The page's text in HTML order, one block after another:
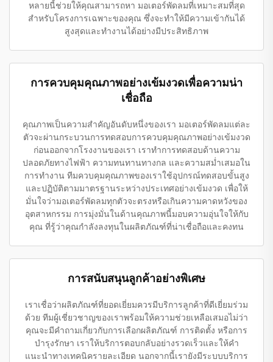
หลายนี้ช่วยให้คุณสามารถหา มอเตอร์พัดลมที่เหมาะสมที่สุด
สำหรับโครงการเฉพาะของคุณ ซึ่งจะทำให้มีความเข้ากันได้
สูงสุดและทำงานได้อย่างมีประสิทธิภาพ
การควบคุมคุณภาพอย่างเข้มงวดเพื่อความน่า
เชื่อถือ
คุณภาพเป็นความสำคัญอันดับหนึ่งของเรา มอเตอร์พัดลมแต่ละ
ตัวจะผ่านกระบวนการทดสอบการควบคุมคุณภาพอย่างเข้มงวด
ก่อนออกจากโรงงานของเรา เราทำการทดสอบด้านความ
ปลอดภัยทางไฟฟ้า ความทนทานทางกล และความสม่ำเสมอใน
การทำงาน ทีมควบคุมคุณภาพของเราใช้อุปกรณ์ทดสอบขั้นสูง
และปฏิบัติตามมาตรฐานระหว่างประเทศอย่างเข้มงวด เพื่อให้
มั่นใจว่ามอเตอร์พัดลมทุกตัวจะตรงหรือเกินความคาดหวังของ
อุตสาหกรรม การมุ่งมั่นในด้านคุณภาพนี้มอบความอุ่นใจให้กับ
คุณ ที่รู้ว่าคุณกำลังลงทุนในผลิตภัณฑ์ที่น่าเชื่อถือและคงทน
การสนับสนุนลูกค้าอย่างพิเศษ
เราเชื่อว่าผลิตภัณฑ์ที่ยอดเยี่ยมควรมีบริการลูกค้าที่ดีเยี่ยมร่วม
ด้วย ทีมผู้เชี่ยวชาญของเราพร้อมให้ความช่วยเหลือเสมอไม่ว่า
คุณจะมีคำถามเกี่ยวกับการเลือกผลิตภัณฑ์ การติดตั้ง หรือการ
บำรุงรักษา เราให้บริการตอบกลับอย่างรวดเร็วและให้คำ
แนะนำทางเทคนิครายละเอียด นอกจากนี้เรายังมีระบบบริการ